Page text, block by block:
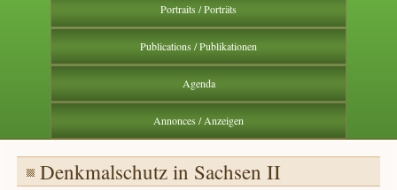
Portraits / Porträts
Publications / Publikationen
Agenda
Annonces / Anzeigen
Denkmalschutz in Sachsen II